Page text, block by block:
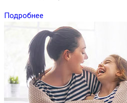
Подробнее